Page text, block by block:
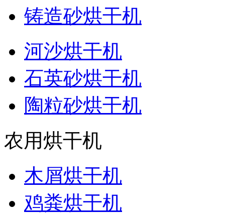
铸造砂烘干机
河沙烘干机
石英砂烘干机
陶粒砂烘干机
农用烘干机
木屑烘干机
鸡粪烘干机